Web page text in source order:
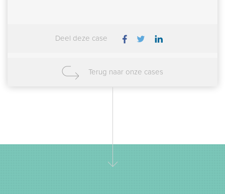
Deel deze case
Terug naar onze cases